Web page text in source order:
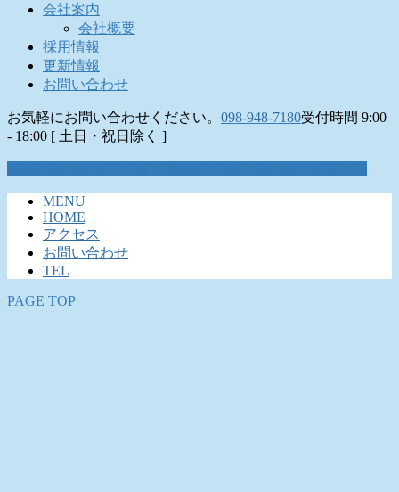
会社案内
会社概要
採用情報
更新情報
お問い合わせ
お気軽にお問い合わせください。 098-948-7180受付時間 9:00
- 18:00 [ 土日・祝日除く ]
MENU
HOME
アクセス
お問い合わせ
TEL
PAGE TOP